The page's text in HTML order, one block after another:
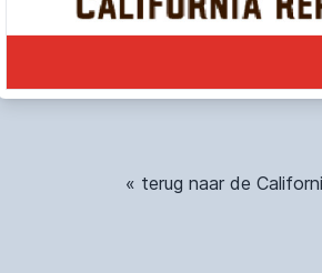
« terug naar de